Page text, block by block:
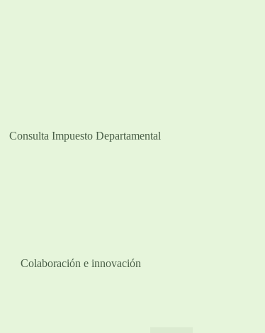
Consulta Impuesto Departamental
Colaboración e innovación